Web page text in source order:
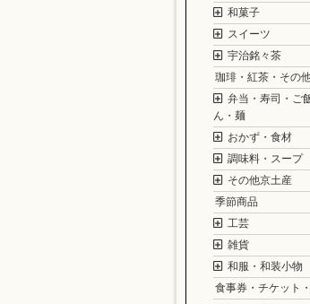
和菓子
スイーツ
宇治銘々茶
珈琲・紅茶・その
弁当・寿司・ご
ん・麺
おかず・食材
調味料・スープ
その他京土産
季節商品
工芸
雑貨
和服・和装小物
食事券・チケット